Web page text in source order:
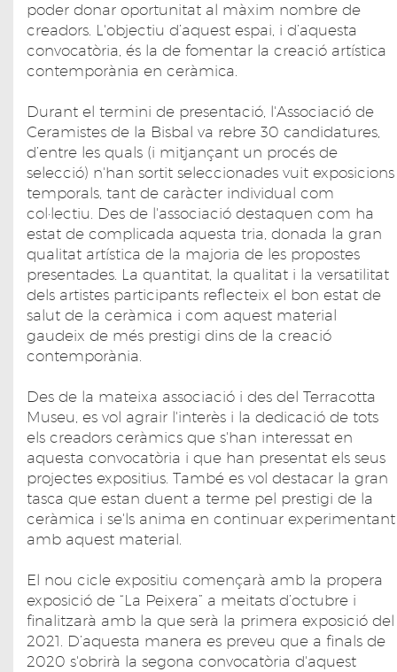
poder donar oportunitat al màxim nombre de
creadors. L'objectiu d’aquest espai, i d’aquesta
convocatòria, és la de fomentar la creació artística
contemporània en ceràmica.
Durant el termini de presentació, l'Associació de
Ceramistes de la Bisbal va rebre 30 candidatures,
d’entre les quals (i mitjançant un procés de
selecció) n'han sortit seleccionades vuit exposicions
temporals, tant de caràcter individual com
col·lectiu. Des de l'associació destaquen com ha
estat de complicada aquesta tria, donada la gran
qualitat artística de la majoria de les propostes
presentades. La quantitat, la qualitat i la versatilitat
dels artistes participants reflecteix el bon estat de
salut de la ceràmica i com aquest material
gaudeix de més prestigi dins de la creació
contemporània.
Des de la mateixa associació i des del Terracotta
Museu, es vol agrair l'interès i la dedicació de tots
els creadors ceràmics que s'han interessat en
aquesta convocatòria i que han presentat els seus
projectes expositius. També es vol destacar la gran
tasca que estan duent a terme pel prestigi de la
ceràmica i se'ls anima en continuar experimentant
amb aquest material.
El nou cicle expositiu començarà amb la propera
exposició de “La Peixera” a meitats d’octubre i
finalitzarà amb la que serà la primera exposició del
2021. D’aquesta manera es preveu que a finals de
2020 s'obrirà la segona convocatòria d'aquest